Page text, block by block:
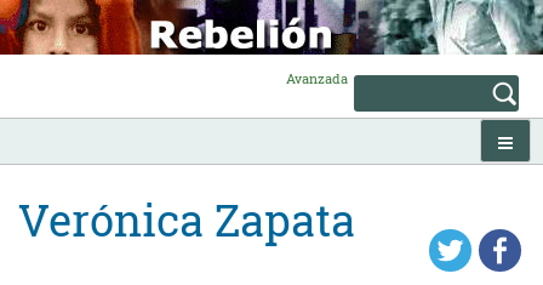
Skip
to
content
Avanzada
Verónica Zapata